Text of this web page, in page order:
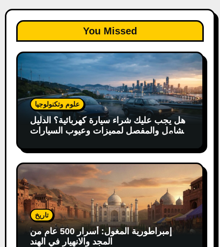
You Missed
علوم وتكنولوجيا
هل يجب عليك شراء سيارة كهربائية؟ الدليل
الشامل والمفصل لمميزات وعيوب السيارات
تاريخ
إمبراطورية المغول: أسرار 500 عام من
المجد والانهيار في الهند